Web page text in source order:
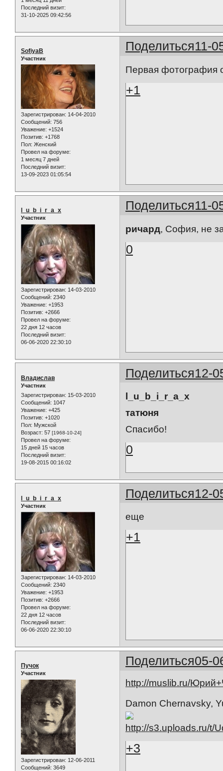
Последний визит:
31-10-2025 09:42:56
Поделиться11-
SofiyaB
Участник
Зарегистрирован: 14-04-2010
Сообщений: 756
Уважение: +1524
Позитив: +1768
Пол: Женский
Провел на форуме:
1 месяц 7 дней
Последний визит:
13-09-2023 01:05:54
Первая фотография
+1
Поделиться11-
l_u_b_i_r_a_x
Участник
Зарегистрирован: 14-03-2010
Сообщений: 2340
Уважение: +1953
Позитив: +2666
Провел на форуме:
22 дня 12 часов
Последний визит:
06-06-2020 22:30:10
ричард, София, не
0
Поделиться12-
Владислав
Участник
Зарегистрирован: 15-03-2010
Сообщений: 1047
Уважение: +425
Позитив: +1020
Пол: Мужской
Возраст: 57 [1968-10-24]
Провел на форуме:
15 дней 15 часов
Последний визит:
19-08-2015 00:16:02
l_u_b_i_r_a_x
татюня
Спасибо!
0
Поделиться12-
l_u_b_i_r_a_x
Участник
Зарегистрирован: 14-03-2010
Сообщений: 2340
Уважение: +1953
Позитив: +2666
Провел на форуме:
22 дня 12 часов
Последний визит:
06-06-2020 22:30:10
еще
+1
Поделиться05-
Пучок
Участник
Зарегистрирован: 12-06-2011
Сообщений: 3649
http://muslib.ru/
Damon Chernavsky,
+3